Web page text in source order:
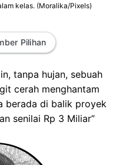
kelas. (Moralika/Pixels)
Pilihan
tanpa hujan, sebuah
cerah menghantam
berada di balik proyek
senilai Rp 3 Miliar”